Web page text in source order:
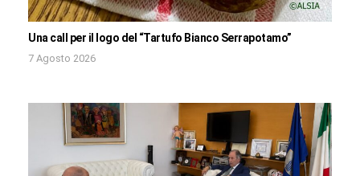
Una call per il logo del “Tartufo Bianco Serrapotamo”
7 Agosto 2026